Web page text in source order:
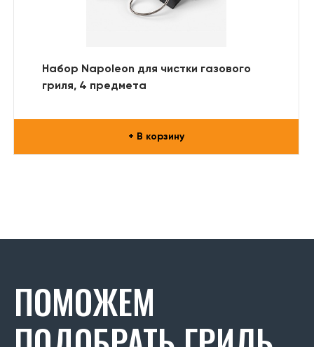
Набор Napoleon для чистки газового
гриля, 4 предмета
+ В корзину
ПОМОЖЕМ